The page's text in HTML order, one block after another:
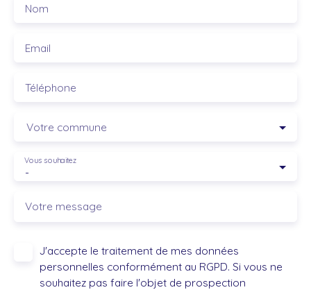
Nom
Email
Téléphone
Votre commune
-
Vous souhaitez
Votre message
J'accepte le traitement de mes données
personnelles conformément au RGPD. Si vous ne
souhaitez pas faire l'objet de prospection